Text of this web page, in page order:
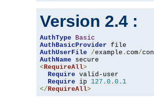
Version 2.4 :
AuthType
Basic
AuthBasicProvider
AuthUserFile
/example . com/
AuthName
<RequireAll>
Require valid-user
Require ip 127.0 . 0.1
</RequireAll>